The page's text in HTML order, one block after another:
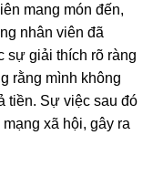
mang món đến,
nhân viên đã
sự giải thích rõ ràng
rằng mình không
tiền. Sự việc sau đó
xã hội, gây ra